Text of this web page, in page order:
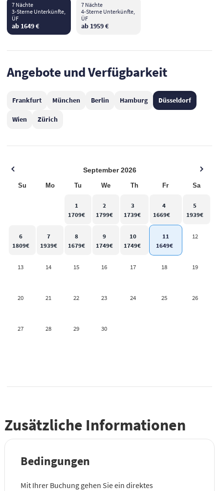
7 Nächte
3-Sterne Unterkünfte,
ÜF
ab 1649 €
7 Nächte
4-Sterne Unterkünfte,
ÜF
ab 1959 €
Angebote und Verfügbarkeit
Frankfurt München Berlin Hamburg Düsseldorf
Wien Zürich
September 2026
Su Mo Tu We Th Fr Sa
1 2 3 4 5
6 7 8 9 10 11 12
13 14 15 16 17 18 19
20 21 22 23 24 25 26
27 28 29 30
Zusätzliche Informationen
Bedingungen
Mit Ihrer Buchung gehen Sie ein direktes